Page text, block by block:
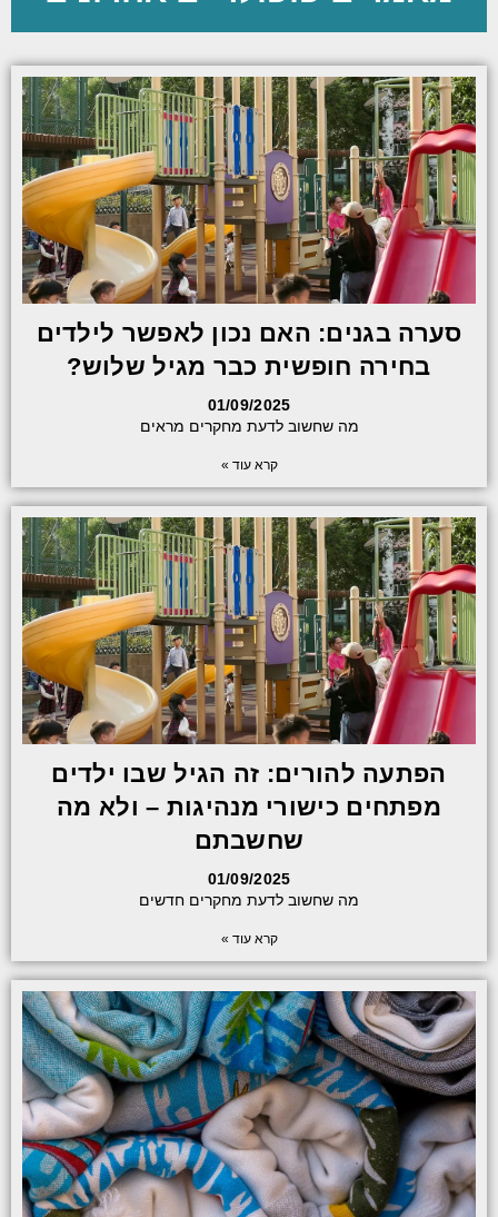
סערה בגנים: האם נכון לאפשר לילדים
בחירה חופשית כבר מגיל שלוש?
01/09/2025
מה שחשוב לדעת מחקרים מראים
קרא עוד »
הפתעה להורים: זה הגיל שבו ילדים
מפתחים כישורי מנהיגות – ולא מה
שחשבתם
01/09/2025
מה שחשוב לדעת מחקרים חדשים
קרא עוד »